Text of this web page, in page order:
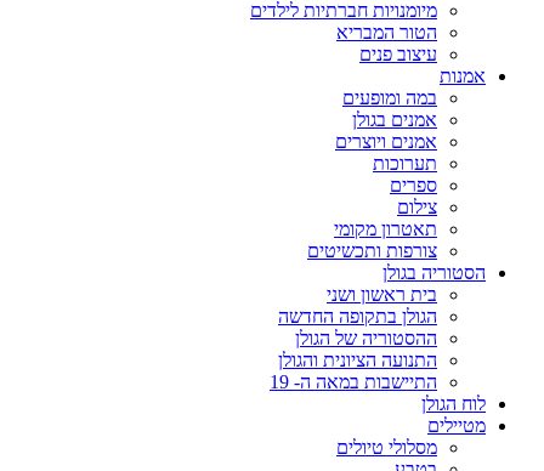
מיומנויות חברתיות לילדים
הטור המבריא
עיצוב פנים
אמנות
במה ומופעים
אמנים בגולן
אמנים ויוצרים
תערוכות
ספרים
צילום
תאטרון מקומי
צורפות ותכשיטים
הסטוריה בגולן
בית ראשון ושני
הגולן בתקופה החדשה
ההסטוריה של הגולן
התנועה הציונית והגולן
התיישבות במאה ה- 19
לוח הגולן
מטיילים
מסלולי טיולים